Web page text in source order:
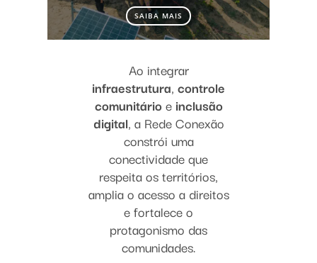
SAIBA MAIS SAIBA MAIS
Ao integrar
infraestrutura, controle
comunitárioe inclusão
digital, a Rede Conexão
constrói uma
conectividade que
respeita os territórios,
amplia o acesso a direitos
e fortalece o
protagonismo das
comunidades.